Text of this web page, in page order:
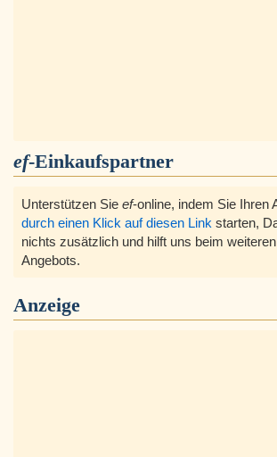
ef-Einkaufspartner
Unterstützen Sie ef-online, indem Sie Ihren
durch einen Klick auf diesen Link starten,
nichts zusätzlich und hilft uns beim
Angebots.
Anzeige